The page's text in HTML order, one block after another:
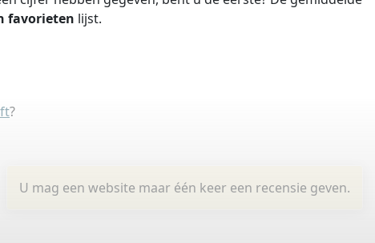
favorieten lijst.
?
U mag een website maar één keer een recensie geven.